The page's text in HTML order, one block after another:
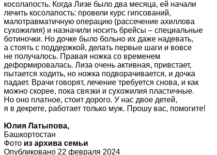
косолапость. Когда Лизе было два месяца, ей начали
лечить косолапость: провели курс гипсований,
малотравматичную операцию (рассечение ахиллова
сухожилия) и назначили носить брейсы – специальные
ботиночки. Но дочке было больно их даже надевать,
а стоять с поддержкой, делать первые шаги и вовсе
не получалось. Правая ножка со временем
деформировалась. Лиза очень активная, привстает,
пытается ходить, но ножка подворачивается, и дочка
падает. Врачи говорят, лечение требуется снова, и как
можно скорее, пока связки и сухожилия пластичные.
Но оно платное, стоит дорого. У нас двое детей,
я в декрете, работает только муж. Прошу вас, помогите!
Юлия Латыпова,
Башкортостан
Фото из архива семьи
Опубликовано 22 февраля 2024